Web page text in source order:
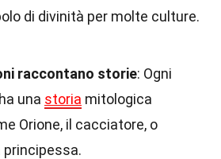
di divinità per molte culture.
raccontano storie: Ogni
una storia mitologica
Orione, il cacciatore, o
principessa.